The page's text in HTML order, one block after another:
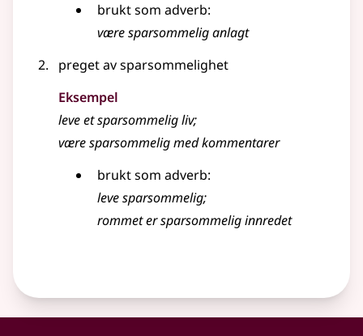
brukt som adverb:
væresparsommeliganlagt
preget av sparsommelighet
Eksempel
leve etsparsommeligliv;
være sparsommelig med kommentarer
brukt som adverb:
levesparsommelig;
rommet er sparsommelig innredet